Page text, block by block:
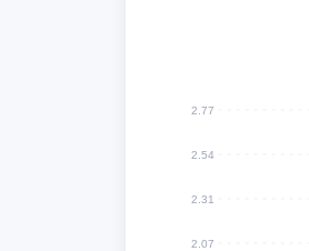
2.77
2.54
2.31
2.07